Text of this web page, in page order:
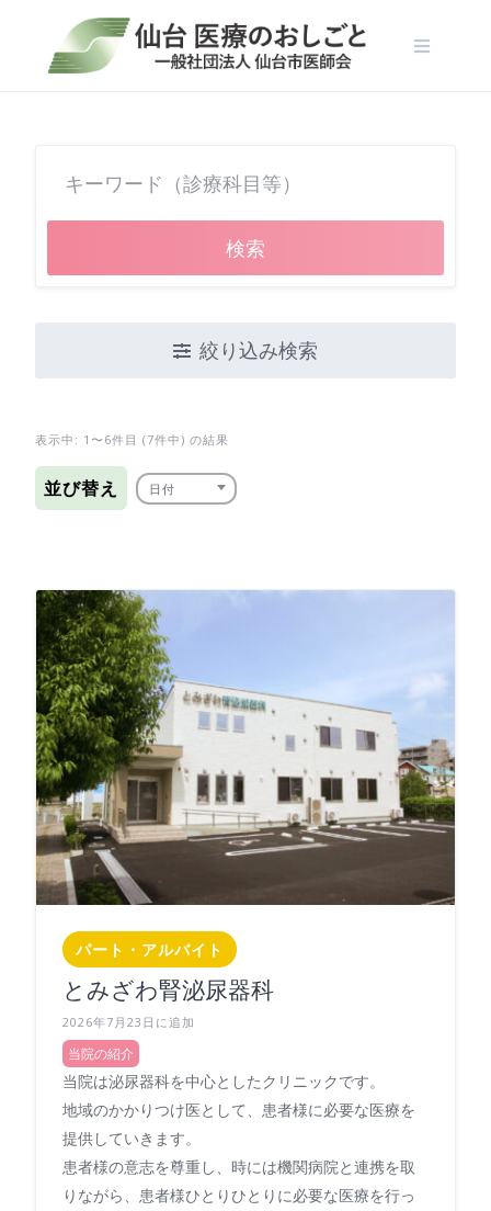
content
検索
絞り込み検索
表示中: 1〜6件目 (7件中) の結果
並び替え 日付
パート・アルバイト
とみざわ腎泌尿器科
2026年7月23日に追加
当院の紹介
当院は泌尿器科を中心としたクリニックです。
地域のかかりつけ医として、患者様に必要な医療を
提供していきます。
患者様の意志を尊重し、時には機関病院と連携を取
りながら、患者様ひとりひとりに必要な医療を行っ